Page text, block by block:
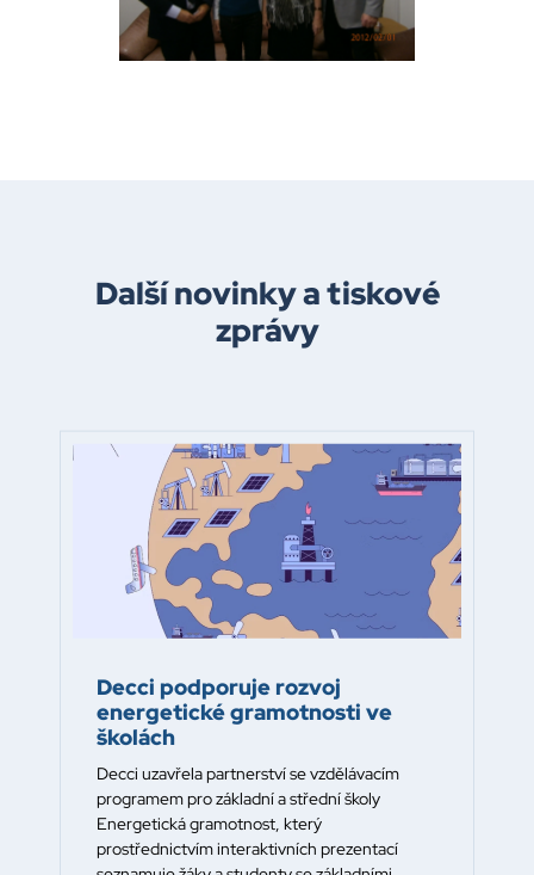
Další novinky a tiskové
zprávy
Decci podporuje rozvoj
energetické gramotnosti ve
školách
Decci uzavřela partnerství se vzdělávacím
programem pro základní a střední školy
Energetická gramotnost, který
prostřednictvím interaktivních prezentací